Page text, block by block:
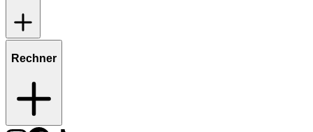
Rechner